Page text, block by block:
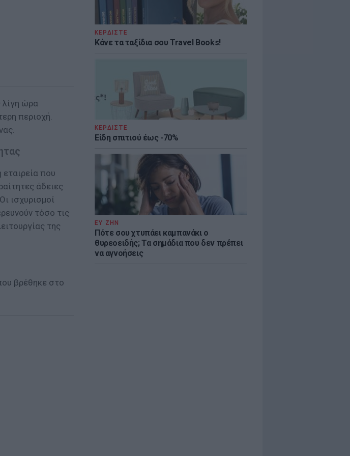
ΚΕΡΔΙΣΤΕ
Κάνε τα ταξίδια σου Travel Books!
ΚΕΡΔΙΣΤΕ
Είδη σπιτιού έως -70%
ΕΥ ΖΗΝ
Πότε σου χτυπάει καμπανάκι ο
θυρεοειδής; Τα σημάδια που δεν πρέπει
να αγνοήσεις
λίγη ώρα
περιοχή.
που
άδειες
ισχυρισμοί
τόσο τις
της
βρέθηκε στο